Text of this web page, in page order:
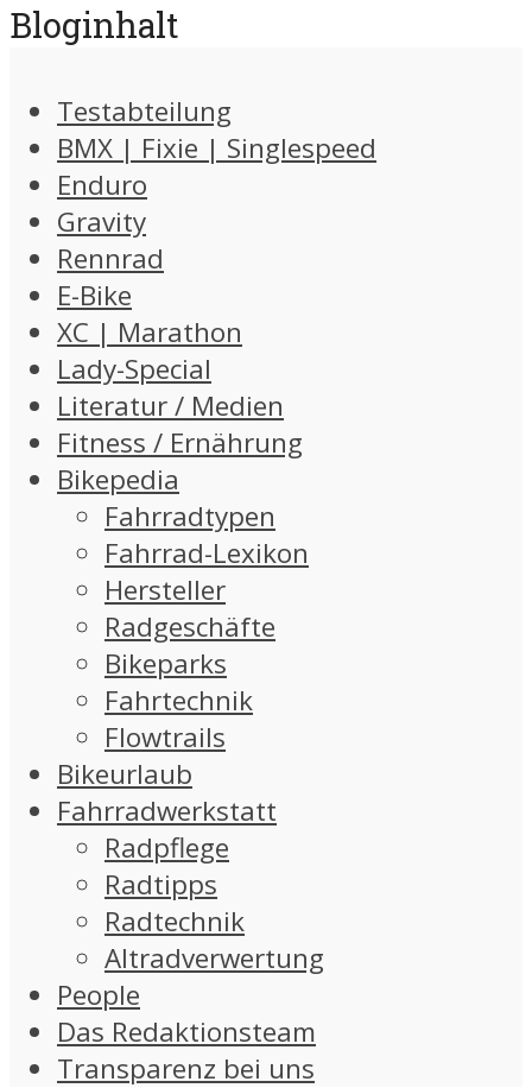
Bloginhalt
Testabteilung
BMX | Fixie | Singlespeed
Enduro
Gravity
Rennrad
E-Bike
XC | Marathon
Lady-Special
Literatur / Medien
Fitness / Ernährung
Bikepedia
Fahrradtypen
Fahrrad-Lexikon
Hersteller
Radgeschäfte
Bikeparks
Fahrtechnik
Flowtrails
Bikeurlaub
Fahrradwerkstatt
Radpflege
Radtipps
Radtechnik
Altradverwertung
People
Das Redaktionsteam
Transparenz bei uns